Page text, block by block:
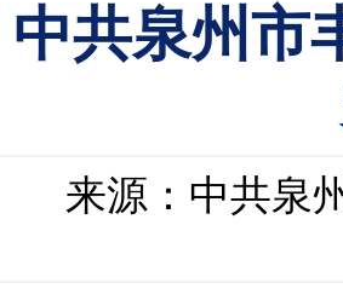
中共泉州市
来源：中共泉